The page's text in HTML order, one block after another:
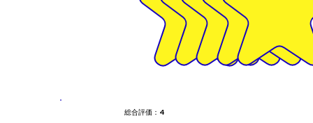
総合評価：4